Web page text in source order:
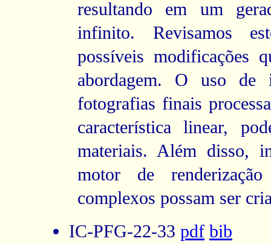
resultando em um
infinito. Revisamos
possíveis modificações
abordagem. O uso de
fotografias finais
característica linear,
materiais. Além disso,
motor de
complexos possam ser
IC-PFG-22-33 pdf bib